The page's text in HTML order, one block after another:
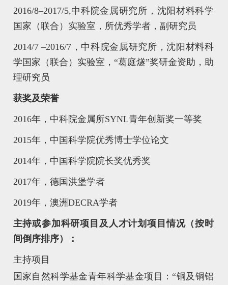
2016/8–2017/5,中科院金属研究所，沈阳材料科学
国家（联合）实验室，所优秀学者，副研究员
2014/7 –2016/7 ，中科院金属研究所，沈阳材料科
学国家（联合）实验室，“葛庭燧”奖研金资助，助
理研究员
获奖及荣誉
2016年，中科院金属所SYNL青年创新奖一等奖
2015年，中国科学院优秀博士学位论文
2014年，中国科学院院长奖优秀奖
2017年，德国洪堡学者
2019年，澳洲DECRA学者
主持或参加科研项目及人才计划项目情况（按时
间倒序排序）：
主持项目
国家自然科学基金青年科学基金项目：“铜及铜铝